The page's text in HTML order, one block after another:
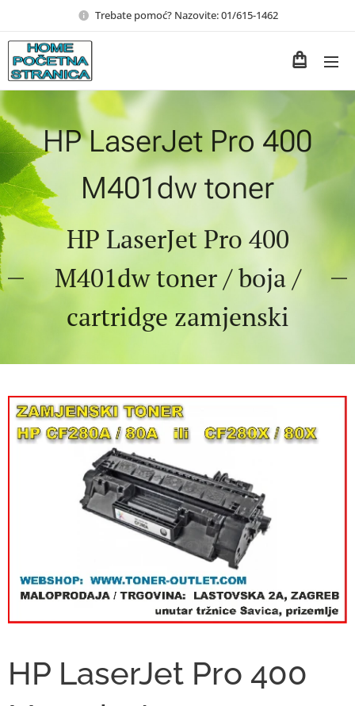
Trebate pomoć? Nazovite: 01/615-1462
HP LaserJet Pro 400
M401dw toner
HP LaserJet Pro 400
M401dw toner / boja /
cartridge zamjenski
HP LaserJet Pro 400